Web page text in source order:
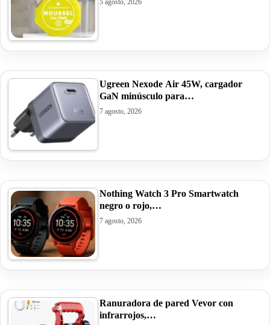
5 agosto, 2026
Ugreen Nexode Air 45W, cargador
GaN minúsculo para…
7 agosto, 2026
Nothing Watch 3 Pro Smartwatch
negro o rojo,…
7 agosto, 2026
Ranuradora de pared Vevor con
infrarrojos,…